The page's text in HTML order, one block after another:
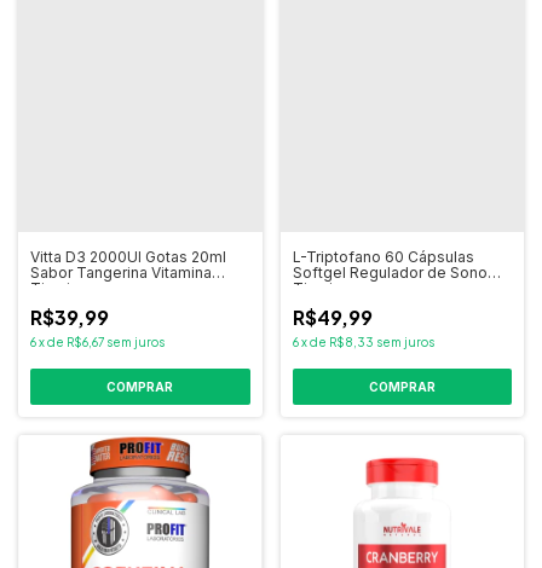
Vitta D3 2000UI Gotas 20ml
Sabor Tangerina Vitamina
Tiaraju
R$39,99
6xde R$6,67 sem juros
COMPRAR
L-Triptofano 60 Cápsulas
Softgel Regulador de Sono
Tiaraju
R$49,99
6 xde R$8,33 sem juros
COMPRAR